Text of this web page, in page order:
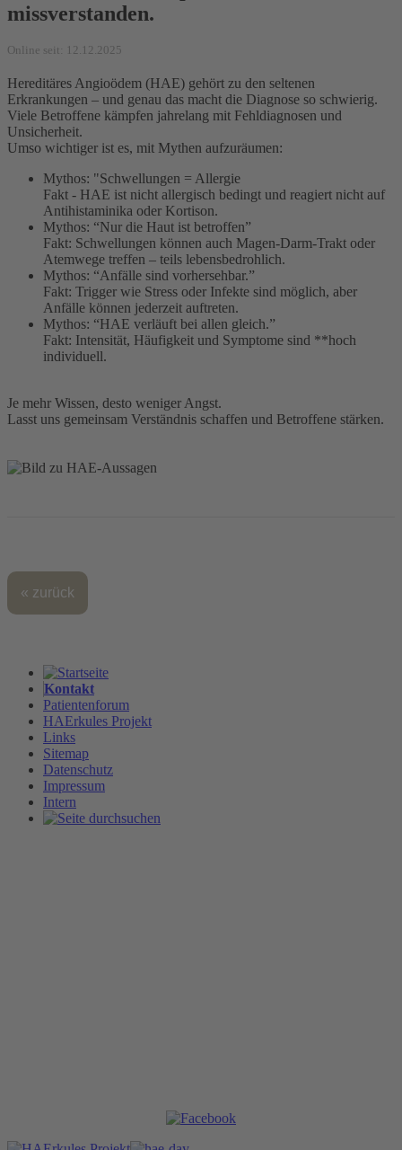
missverstanden.
Online seit: 12.12.2025
Hereditäres Angioödem (HAE) gehört zu den seltenen
Erkrankungen – und genau das macht die Diagnose so schwierig.
Viele Betroffene kämpfen jahrelang mit Fehldiagnosen und
Unsicherheit.
Umso wichtiger ist es, mit Mythen aufzuräumen:
Mythos: "Schwellungen = Allergie
Fakt - HAE ist nicht allergisch bedingt und reagiert nicht auf
Antihistaminika oder Kortison.
Mythos: “Nur die Haut ist betroffen”
Fakt: Schwellungen können auch Magen-Darm-Trakt oder
Atemwege treffen – teils lebensbedrohlich.
Mythos: “Anfälle sind vorhersehbar.”
Fakt: Trigger wie Stress oder Infekte sind möglich, aber
Anfälle können jederzeit auftreten.
Mythos: “HAE verläuft bei allen gleich.”
Fakt: Intensität, Häufigkeit und Symptome sind **hoch
individuell.
Je mehr Wissen, desto weniger Angst.
Lasst uns gemeinsam Verständnis schaffen und Betroffene stärken.
« zurück
Kontakt
Patientenforum
HAErkules Projekt
Links
Sitemap
Datenschutz
Impressum
Intern